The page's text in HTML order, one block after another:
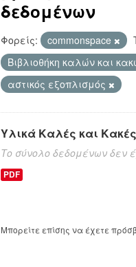
δεδομένων
Φορείς: commonspace
Βιβλιοθήκη καλών και
αστικός εξοπλισμός
Υλικά Καλές και
Το σύνολο δεδομένων δεν
PDF
Μπορείτε επίσης να έχετε